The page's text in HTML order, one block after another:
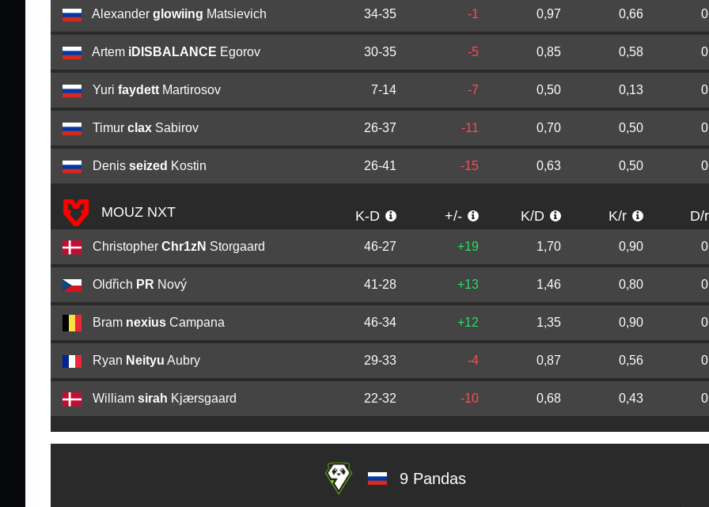
Alexander glowiing Matsievich 34-35 -1 0,97 0,66
Artem iDISBALANCE Egorov 30-35 -5 0,85 0,58
Yuri faydett Martirosov 7-14 -7 0,50 0,13
Timur clax Sabirov 26-37 -11 0,70 0,50
Denis seized Kostin 26-41 -15 0,63 0,50
MOUZ NXT K-D +/- K/D K/r
Christopher Chr1zN Storgaard 46-27 +19 1,70 0,90
Oldřich PR Nový 41-28 +13 1,46 0,80
Bram nexius Campana 46-34 +12 1,35 0,90
Ryan Neityu Aubry 29-33 -4 0,87 0,56
William sirah Kjærsgaard 22-32 -10 0,68 0,43
9 Pandas